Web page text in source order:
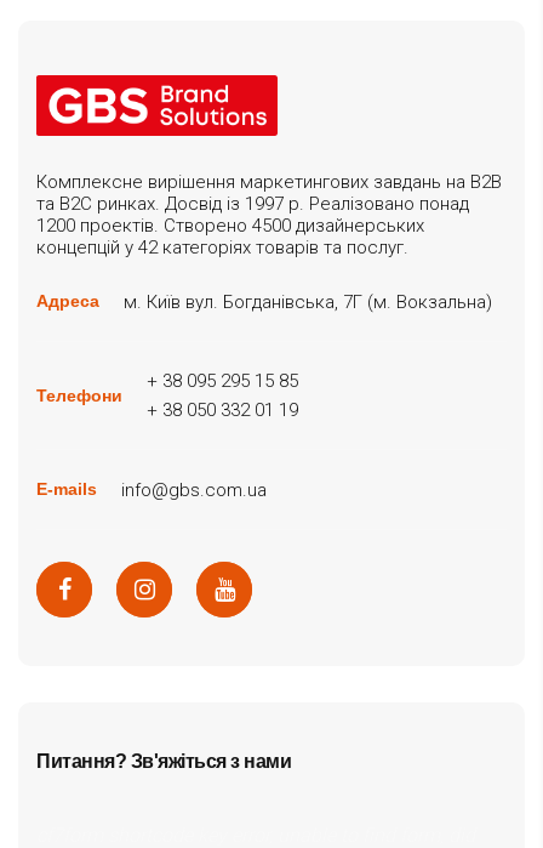
Комплексне вирішення маркетингових завдань на B2B
та B2C ринках. Досвід із 1997 р. Реалізовано понад
1200 проектів. Створено 4500 дизайнерських
концепцій у 42 категоріях товарів та послуг.
Адреса м. Київ вул. Богданівська, 7Г (м. Вокзальна)
Телефони
+ 38 095 295 15 85
+ 38 050 332 01 19
E-mails info@gbs.com.ua
Питання? Зв'яжіться з нами